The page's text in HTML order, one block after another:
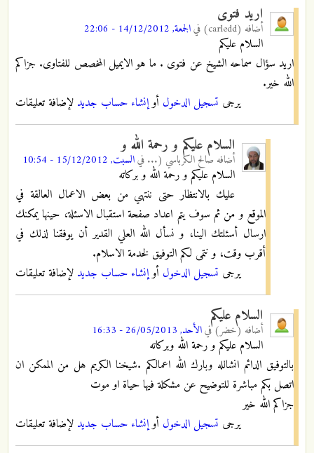
اريد فتوى
أضافه (carledd) فيالجمعة, 14/12/2012 - 22:06
السلام عليكم
اريد سؤال سماحه الشيخ عن فتوى . ما هو الايميل المخصص للفتاوى. جزاكم
الله خير.
يرجى تسجيل الدخول أوإنشاء حساب جديد لإضافة تعليقات
السلام عليكم و رحمة الله و
أضافه صالح الكرباسي (... فيالسبت, 15/12/2012 - 10:54
السلام عليكم و رحمة الله و بركاته
عليك بالانتظار حتى ننتهي من بعض الاعمال العالقة في
الموقع و من ثم سوف يتم اعداد صفحة استقبال الاسئلة، حينها يمكنك
ارسال أسئلتك الينا، و نسأل الله العلي القدير أن يوفقنا لذلك في
أقرب وقت، و نتمى لكم التوفيق لخدمة الاسلام.
يرجى تسجيل الدخول أوإنشاء حساب جديد لإضافة تعليقات
السلام عليكم
أضافه (خضر)فيالأحد, 26/05/2013 - 16:33
السلام عليكم و رحمة الله وبركاته
بالتوفيق الدائم انشالله وبارك الله اعمالكم .شيخنا الكريم هل من الممكن ان
اتصل بكم مباشرة للتوضيح عن مشكلة فيها حياة او موت
جزاكم الله خير
يرجى تسجيل الدخول أوإنشاء حساب جديد لإضافة تعليقات